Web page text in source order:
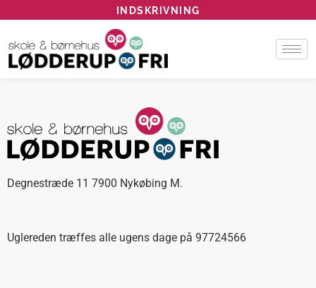
INDSKRIVNING
Degnestræde 11 7900 Nykøbing M.
Uglereden træffes alle ugens dage på 97724566